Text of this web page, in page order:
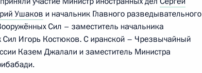
Ирана Масудом
Ушаков и начальник Главного разведывательного
Сил – заместитель начальника
Сил Игорь Костюков. С иранской – Чрезвычайный
Казем Джалали и заместитель Министра